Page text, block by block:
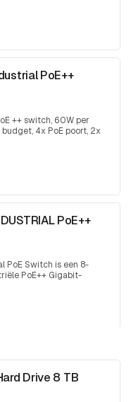
PoE++
++ switch, 60W per
4x PoE poort, 2x
PoE++
PoE Switch is een 8-
PoE++ Gigabit-
Drive 8 TB